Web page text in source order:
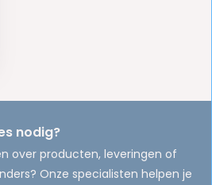
nodig?
over producten, leveringen of
Onze specialisten helpen je